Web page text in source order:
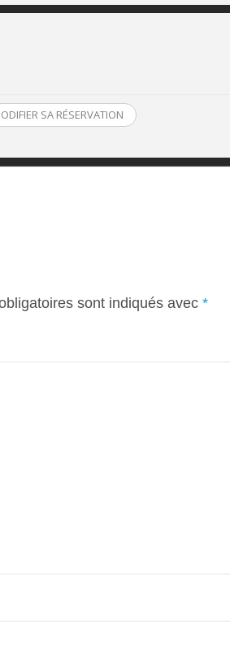
SA RÉSERVATION
sont indiqués avec *